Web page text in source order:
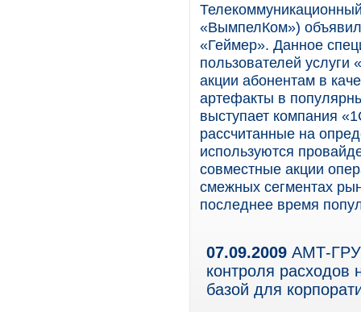
«ВымпелКом»)
«Геймер». Данное
пользователей
акции абонентам в
артефакты в
выступает компания
рассчитанные на
используются
совместные акции
смежных сегментах
последнее время
07.09.2009 АМТ-
контроля расходов
базой для